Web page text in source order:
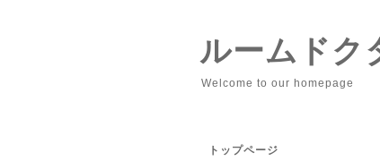
ルームド
Welcome to our homepage
トップページ